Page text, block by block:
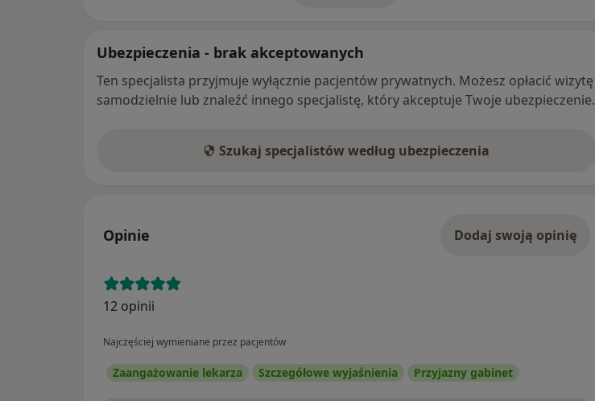
Ubezpieczenia - brak akceptowanych
Ten specjalista przyjmuje wyłącznie pacjentów prywatnych. Możesz opłacić wizytę
samodzielnie lub znaleźć innego specjalistę, który akceptuje Twoje ubezpieczenie.
Szukaj specjalistów według ubezpieczenia
Opinie Dodaj swoją opinię
12 opinii
Najczęściej wymieniane przez pacjentów
Zaangażowanie lekarza Szczegółowe wyjaśnienia Przyjazny gabinet